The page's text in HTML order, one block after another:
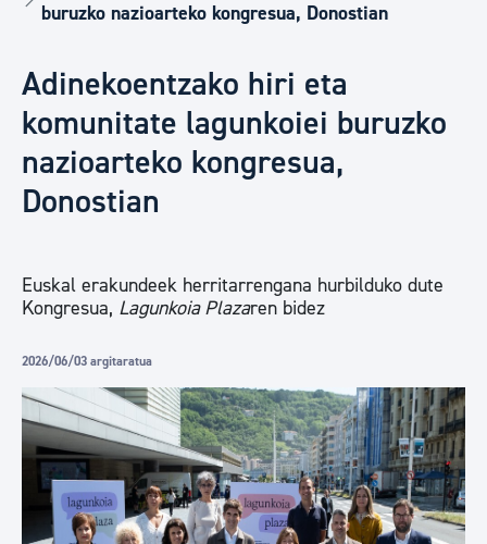
buruzko nazioarteko kongresua, Donostian
Adinekoentzako hiri eta
komunitate lagunkoiei buruzko
nazioarteko kongresua,
Donostian
Euskal erakundeek herritarrengana hurbilduko dute
Kongresua, Lagunkoia Plazaren bidez
2026/06/03 argitaratua